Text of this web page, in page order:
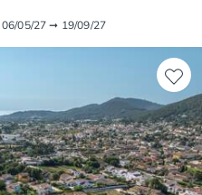
Sireuil
06/05/27 ➞ 19/09/27